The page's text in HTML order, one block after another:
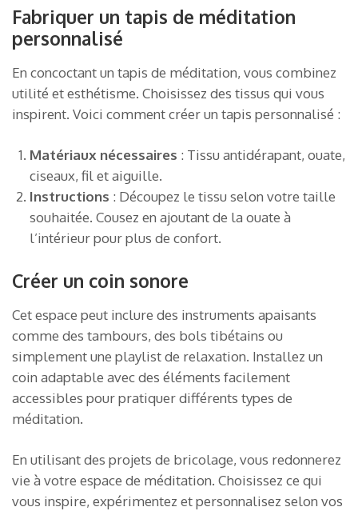
Fabriquer un tapis de méditation
personnalisé
En concoctant un tapis de méditation, vous combinez
utilité et esthétisme. Choisissez des tissus qui vous
inspirent. Voici comment créer un tapis personnalisé :
Matériaux nécessaires : Tissu antidérapant, ouate,
ciseaux, fil et aiguille.
Instructions : Découpez le tissu selon votre taille
souhaitée. Cousez en ajoutant de la ouate à
l’intérieur pour plus de confort.
Créer un coin sonore
Cet espace peut inclure des instruments apaisants
comme des tambours, des bols tibétains ou
simplement une playlist de relaxation. Installez un
coin adaptable avec des éléments facilement
accessibles pour pratiquer différents types de
méditation.
En utilisant des projets de bricolage, vous redonnerez
vie à votre espace de méditation. Choisissez ce qui
vous inspire, expérimentez et personnalisez selon vos